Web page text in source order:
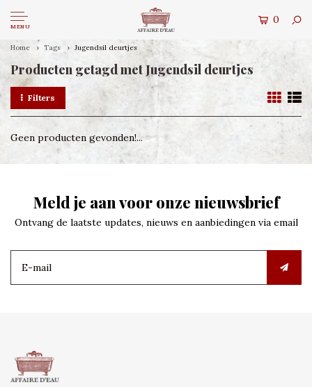
MENU
0
Home Tags Jugendsil deurtjes
Producten getagd met Jugendsil deurtjes
Filters
Geen producten gevonden!...
Meld je aan voor onze nieuwsbrief
Ontvang de laatste updates, nieuws en aanbiedingen via email